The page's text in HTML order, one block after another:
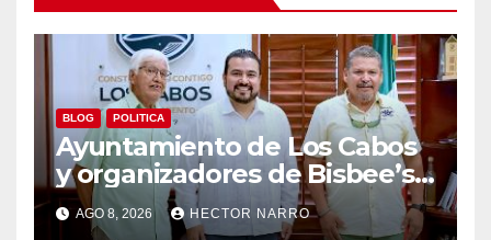
BLOG POLITICA
Ayuntamiento de Los Cabos
y organizadores de Bisbee’s
coordinan acciones para
edición 2026
AGO 8, 2026 HECTOR NARRO